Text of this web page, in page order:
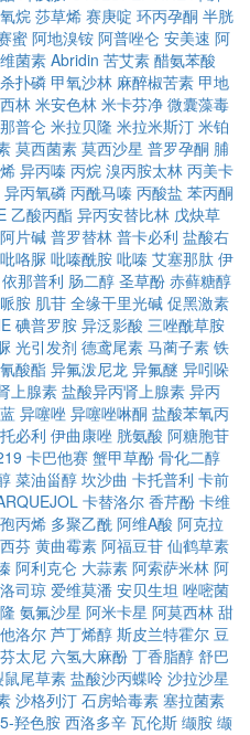
烷 莎草烯 赛庚啶 环丙孕酮 半胱
蜜 阿地溴铵 阿普唑仑 安美速 阿
菌素 Abridin 苦艾素 醋氨苯酸
杀扑磷 甲氧沙林 麻醉椒苦素 甲地
林 米安色林 米卡芬净 微囊藻毒
普仑 米拉贝隆 米拉米斯汀 米铂
莫西菌素 莫西沙星 普罗孕酮 脯
异丙嗪 丙烷 溴丙胺太林 丙美卡
异丙氧磷 丙酰马嗪 丙酸盐 苯丙酮
乙酸丙酯 异丙安替比林 戊炔草
片碱 普罗替林 普卡必利 盐酸右
吡咯脲 吡嗪酰胺 吡嗪 艾塞那肽 伊
依那普利 肠二醇 圣草酚 赤藓糖醇
胺 肌苷 全缘干里光碱 促黑激素
碘普罗胺 异泛影酸 三唑酰草胺
光引发剂 德鸢尾素 马蔺子素 铁
酸酯 异氟泼尼龙 异氟醚 异吲哚
上腺素 盐酸异丙肾上腺素 异丙
异噻唑 异噻唑啉酮 盐酸苯氧丙
必利 伊曲康唑 胱氨酸 阿糖胞苷
卡巴他赛 蟹甲草酚 骨化二醇
菜油甾醇 坎沙曲 卡托普利 卡前
卡替洛尔 香芹酚 卡维
丙烯 多聚乙酰 阿维A酸 阿克拉
芬 黄曲霉素 阿福豆苷 仙鹤草素
阿利克仑 大蒜素 阿索萨米林 阿
司琼 爱维莫潘 安贝生坦 唑嘧菌
氨氟沙星 阿米卡星 阿莫西林 甜
洛尔 芦丁烯醇 斯皮兰特霍尔 豆
太尼 六氢大麻酚 丁香脂醇 舒巴
鼠尾草素 盐酸沙丙蝶呤 沙拉沙星
沙格列汀 石房蛤毒素 塞拉菌素
5-羟色胺 西洛多辛 瓦伦斯 缬胺 缬